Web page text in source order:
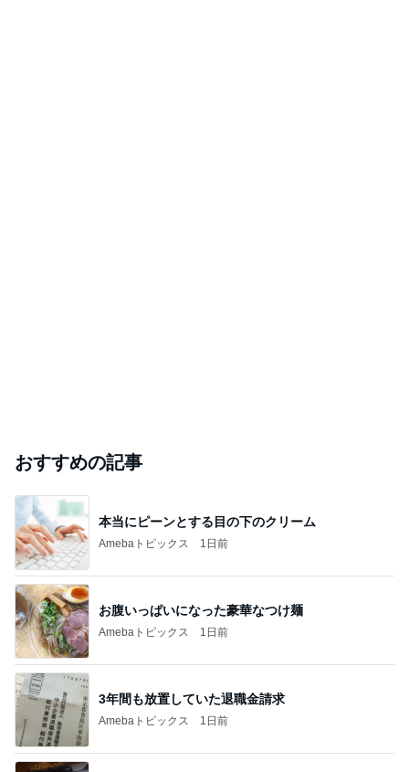
おすすめの記事
本当にピーンとする目の下のクリーム
Amebaトピックス 1日前
お腹いっぱいになった豪華なつけ麺
Amebaトピックス 1日前
3年間も放置していた退職金請求
Amebaトピックス 1日前